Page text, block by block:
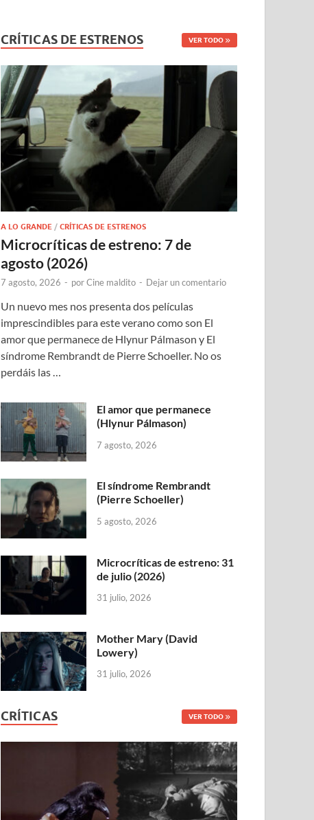
CRÍTICAS DE ESTRENOS VER TODO
A LO GRANDE /CRÍTICAS DE ESTRENOS
Microcríticas de estreno: 7 de
agosto (2026)
7 agosto, 2026 - porCine maldito - Dejar un comentario
Un nuevo mes nos presenta dos películas
imprescindibles para este verano como son El
amor que permanece de Hlynur Pálmason y El
síndrome Rembrandt de Pierre Schoeller. No os
perdáis las …
El amor que permanece
(Hlynur Pálmason)
7 agosto, 2026
El síndrome Rembrandt
(Pierre Schoeller)
5 agosto, 2026
Microcríticas de estreno: 31
de julio (2026)
31 julio, 2026
Mother Mary (David
Lowery)
31 julio, 2026
CRÍTICAS VER TODO